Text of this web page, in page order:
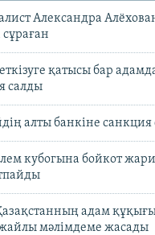
Александра
сұраған
қатысы бар
салды
алты банкіне санкция
кубогына бойкот
адам
мәлімдеме жасады